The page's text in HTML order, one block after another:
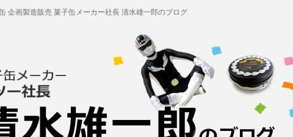
企画製造販売 菓子缶メーカー社長 清水雄一郎のブログ